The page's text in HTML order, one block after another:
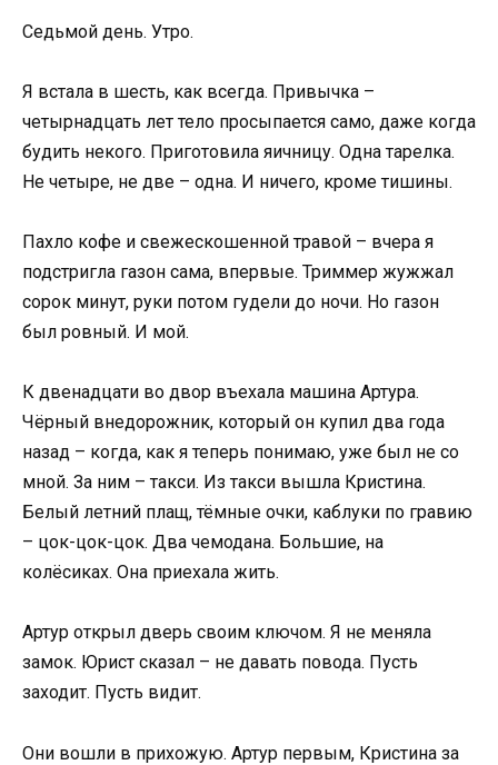
Седьмой день. Утро.
Я встала в шесть, как всегда. Привычка –
четырнадцать лет тело просыпается само, даже когда
будить некого. Приготовила яичницу. Одна тарелка.
Не четыре, не две – одна. И ничего, кроме тишины.
Пахло кофе и свежескошенной травой – вчера я
подстригла газон сама, впервые. Триммер жужжал
сорок минут, руки потом гудели до ночи. Но газон
был ровный. И мой.
К двенадцати во двор въехала машина Артура.
Чёрный внедорожник, который он купил два года
назад – когда, как я теперь понимаю, уже был не со
мной. За ним – такси. Из такси вышла Кристина.
Белый летний плащ, тёмные очки, каблуки по гравию
– цок-цок-цок. Два чемодана. Большие, на
колёсиках. Она приехала жить.
Артур открыл дверь своим ключом. Я не меняла
замок. Юрист сказал – не давать повода. Пусть
заходит. Пусть видит.
Они вошли в прихожую. Артур первым, Кристина за